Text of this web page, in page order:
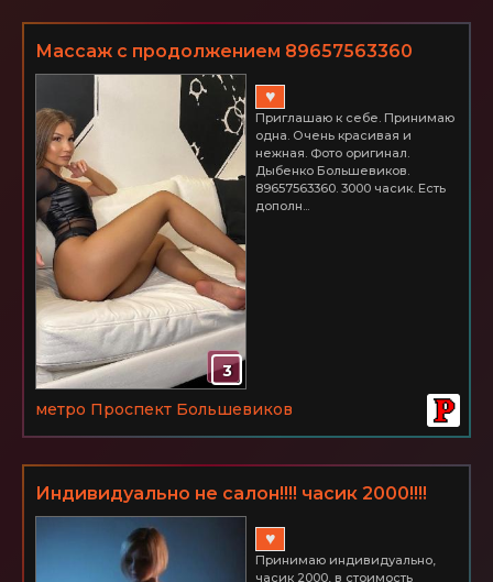
Массаж с продолжением 89657563360
Дыбенко
3
♥
Приглашаю к себе. Принимаю
одна. Очень красивая и
нежная. Фото оригинал.
Дыбенко Большевиков.
89657563360. 3000 часик. Есть
дополн...
метро Проспект Большевиков
Индивидуально не салон!!!! часик 2000!!!!
♥
Принимаю индивидуально,
часик 2000, в стоимость